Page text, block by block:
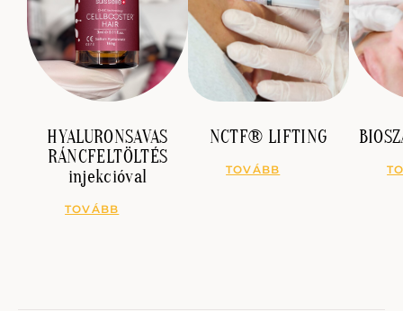
HYALURONSAVAS
RÁNCFELTÖLTÉS
injekcióval
NCTF® LIFTING